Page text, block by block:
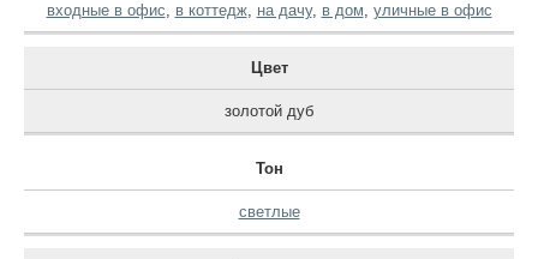
входные в офис, в коттедж, на дачу, в дом, уличные в офис
Цвет
золотой дуб
Тон
светлые